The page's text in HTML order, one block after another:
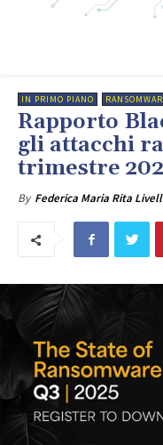
IN PRIMO PIANO
Rapporto
gli attacchi
trimestre
By Federica Maria Rita